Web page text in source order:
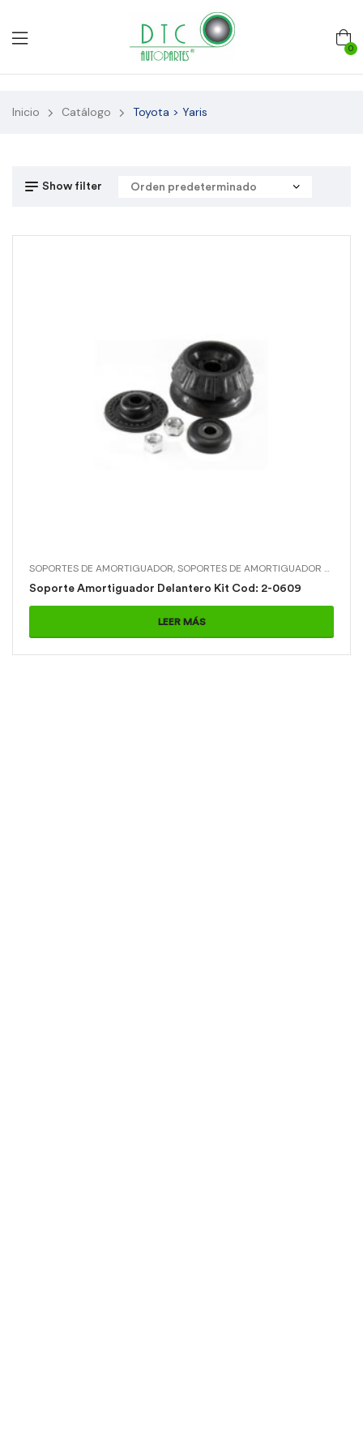
0
Inicio Catálogo Toyota > Yaris
Show filter
SOPORTES DE AMORTIGUADOR,SOPORTES DE AMORTIGUADOR > SOPORTE AMORTIGUADOR DELANTERO KIT
Soporte Amortiguador Delantero Kit Cod: 2-0609
LEER MÁS